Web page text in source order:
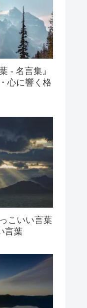
- 名言集』
心に響く格
こいい言葉
言葉